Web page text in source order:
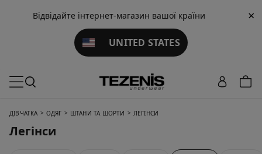
Відвідайте інтернет-магазин вашої країни
UNITED STATES
×
ДІВЧАТКА > ОДЯГ > ШТАНИ ТА ШОРТИ > ЛЕГІНСИ
Легінси